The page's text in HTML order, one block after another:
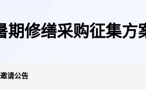
期修缮采购征集方
请公告